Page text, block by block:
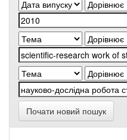
Почати новий пошук